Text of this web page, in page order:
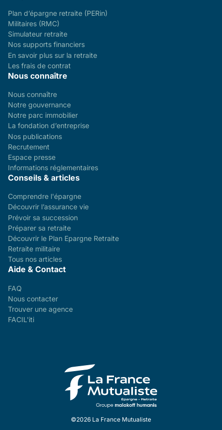
Plan d’épargne retraite (PERin)
Militaires (RMC)
Simulateur retraite
Nos supports financiers
En savoir plus sur la retraite
Les frais de contrat
Nous connaître
Nous connaître
Notre gouvernance
Notre parc immobilier
La fondation d’entreprise
Nos publications
Recrutement
Espace presse
Informations réglementaires
Conseils & articles
Comprendre l'épargne
Découvrir l’assurance vie
Prévoir sa succession
Préparer sa retraite
Découvrir le Plan Epargne Retraite
Retraite militaire
Tous nos articles
Aide & Contact
FAQ
Nous contacter
Trouver une agence
FACIL'iti
©2026 La France Mutualiste